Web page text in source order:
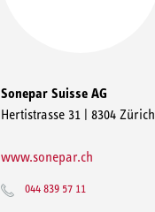
Sonepar Suisse AG
Hertistrasse 31 | 8304 Zürich
www.sonepar.ch
044 839 57 11